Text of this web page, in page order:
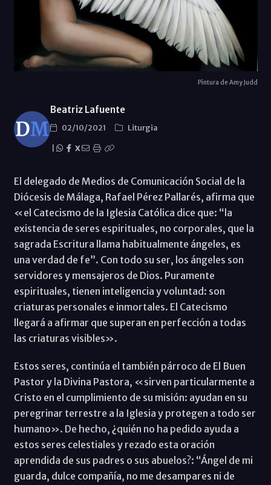
Pintura de Amy Judd
Beatriz Lafuente
02/10/2021
Liturgia
X
El delegado de Medios de Comunicación Social de la
Diócesis de Málaga, Rafael Pérez Pallarés, afirma que
«el Catecismo de la Iglesia Católica dice que: “la
existencia de seres espirituales, no corporales, que la
sagrada Escritura llama habitualmente ángeles, es
una verdad de fe”. Con todo su ser, los ángeles son
servidores y mensajeros de Dios. Puramente
espirituales, tienen inteligencia y voluntad: son
criaturas personales e inmortales. El Catecismo
llegará a afirmar que superan en perfección a todas
las criaturas visibles».
Estos seres, continúa el también párroco de El Buen
Pastor y la Divina Pastora, «sirven particularmente a
Cristo en el cumplimiento de su misión: ayudan en su
peregrinar terrestre a la Iglesia y protegen a todo ser
humano». De hecho, ¿quién no ha pedido ayuda a
estos seres celestiales y rezado esta oración
aprendida de sus padres o sus abuelos?: “Ángel de mi
guarda, dulce compañía, no me desampares ni de